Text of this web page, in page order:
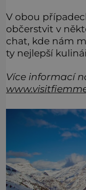
V obou
občerstvit v
chat, kde nám
ty nejlepší
Více informací